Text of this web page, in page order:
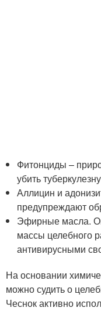
Фитонциды –
убить
Аллицин и
предупреждают
Эфирные масла.
массы целебного
антивирусными
На основании
можно судить о
Чеснок активно